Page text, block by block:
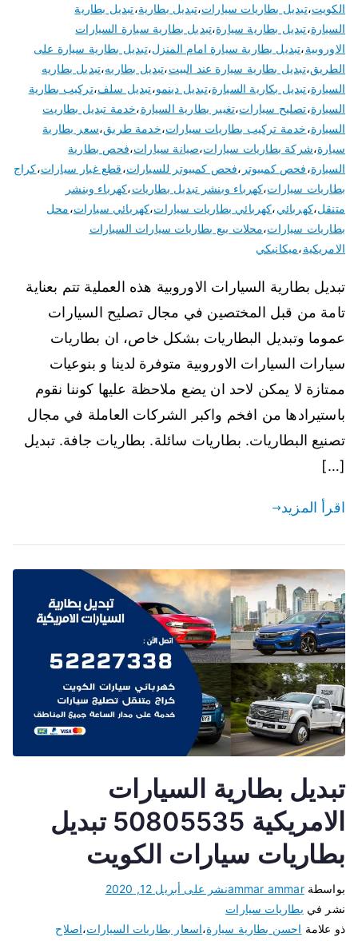
الكويت،تبديل بطاريات سيارات،تبديل بطارية،تبديل بطارية
السيارة،تبديل بطارية سيارة،تبديل بطارية سيارة السيارات
الاوروبية،تبديل بطارية سيارة امام المنزل،تبديل بطارية سيارة على
الطريق،تبديل بطارية سيارة عند البيت،تبديل بطاريه،تبديل بطاريه
السيارة،تبديل بكارية السيارة،تبديل دينمو،تبديل سلف،تركيب بطارية
السيارة،تصليح سيارات،تغيير بطارية السيارة،خدمة تبديل بطاريت
السيارة،خدمة تركيب بطاريات سيارات،خدمة طريق،سعر بطارية
سيارة،شركة بطاريات سيارات،صيانة سيارات،فحص بطارية
السيارة،فحص كمبيوتر ،فحص كمبيوتر للسيارات،قطع غيار سيارات،كراج
بطاريات سيارات،كهرباء وبنشر تبديل بطاريات،كهرباء وبنشر
متنقل،كهربائي،كهربائي بطاريات سيارات،كهربائي سيارات،محل
بطاريات سيارات،محلات بيع بطاريات سيارات السيارات
الامريكية،ميكانيكي
تبديل بطارية السيارات الاوروبية هذه العملية تتم بعناية
تامة من قبل المختصين في مجال تصليح السيارات
عموما وتبديل البطاريات بشكل خاص، ان بطاريات
سيارات السيارات الاوروبية متوفرة لدينا و بنوعيات
ممتازة لا يمكن لاحد ان يضع ملاحظة عليها كوننا نقوم
باستيرادها من افخم واكبر الشركات العاملة في مجال
تصنيع البطاريات. بطاريات سائلة. بطاريات جافة. تبديل
[…]
اقرأ المزيد
تبديل بطارية السيارات
الامريكية 50805535 تبديل
بطاريات سيارات الكويت
بواسطةammar ammarنشر على أبريل 12, 2020
نشر في بطاريات سيارات
ذو علامة احسن بطارية سيارة،اسعار بطاريات السيارات،اصلاح